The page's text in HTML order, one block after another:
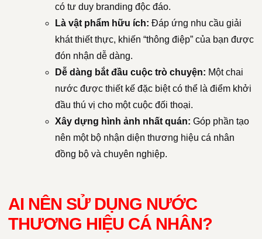
có tư duy branding độc đáo.
Là vật phẩm hữu ích: Đáp ứng nhu cầu giải
khát thiết thực, khiến “thông điệp” của bạn được
đón nhận dễ dàng.
Dễ dàng bắt đầu cuộc trò chuyện: Một chai
nước được thiết kế đặc biệt có thể là điểm khởi
đầu thú vị cho một cuộc đối thoại.
Xây dựng hình ảnh nhất quán: Góp phần tạo
nên một bộ nhận diện thương hiệu cá nhân
đồng bộ và chuyên nghiệp.
AI NÊN SỬ DỤNG NƯỚC
THƯƠNG HIỆU CÁ NHÂN?